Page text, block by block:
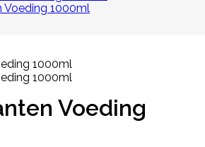
Voeding 1000ml
Voeding